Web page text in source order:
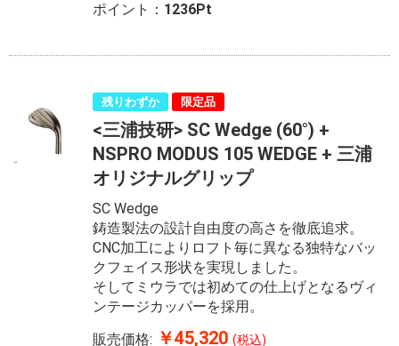
ポイント： 1236Pt
残りわずか 限定品
<三浦技研> SC Wedge (60°) +
NSPRO MODUS 105 WEDGE + 三浦
オリジナルグリップ
SC Wedge
鋳造製法の設計自由度の高さを徹底追求。
CNC加工によりロフト毎に異なる独特なバッ
クフェイス形状を実現しました。
そしてミウラでは初めての仕上げとなるヴィ
ンテージカッパーを採用。
販売価格: ￥45,320(税込)